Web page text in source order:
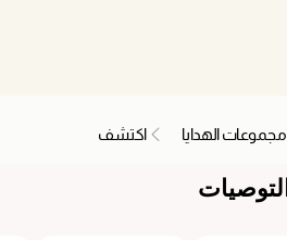
مجموعات الهدايا
اكتشف
التوصيات